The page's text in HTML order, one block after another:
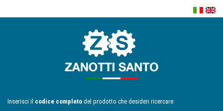
Inserisci il codice completo del prodotto che desideri ricercare